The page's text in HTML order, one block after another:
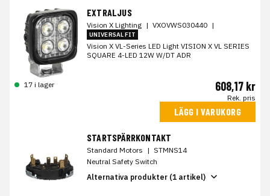
EXTRALJUS
Vision X Lighting | VXOVWS030440 |
UNIVERSAL FIT
Vision X VL-Series LED Light VISION X VL SERIES
SQUARE 4-LED 12W W/DT ADR
17 i lager 608,17 kr
Rek. pris
LÄGG I VARUKORG
STARTSPÄRRKONTAKT
Standard Motors | STMNS14
Neutral Safety Switch
Alternativa produkter (1 artikel)